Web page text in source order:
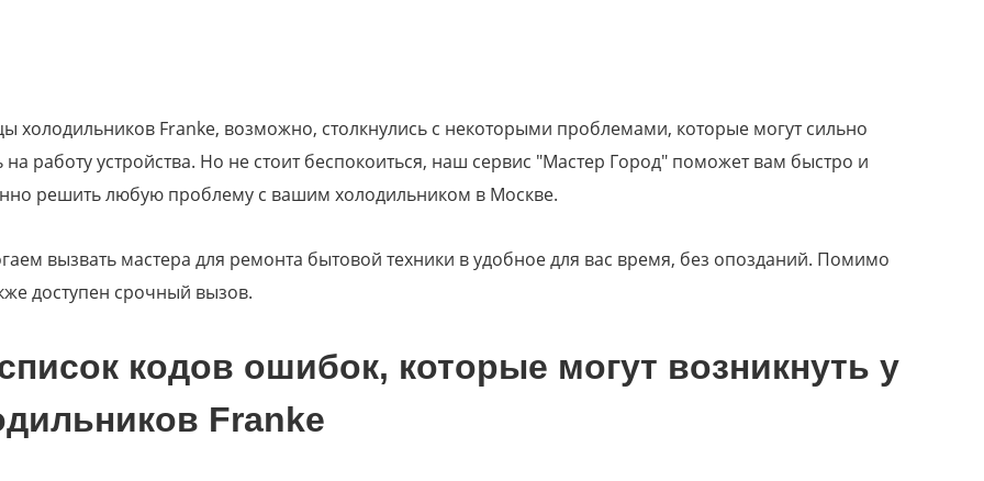
холодильников Franke, возможно, столкнулись с некоторыми проблемами, которые могут сильно
на работу устройства. Но не стоит беспокоиться, наш сервис "Мастер Город" поможет вам быстро и
решить любую проблему с вашим холодильником в Москве.
вызвать мастера для ремонта бытовой техники в удобное для вас время, без опозданий. Помимо
доступен срочный вызов.
кодов ошибок, которые могут возникнуть у
Franke